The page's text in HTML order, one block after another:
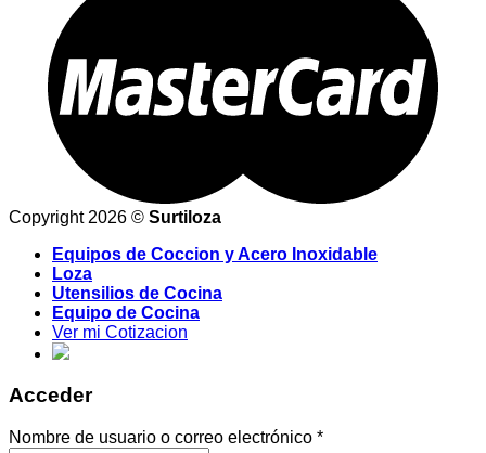
Copyright 2026 © Surtiloza
Equipos de Coccion y Acero Inoxidable
Loza
Utensilios de Cocina
Equipo de Cocina
Ver mi Cotizacion
Acceder
Nombre de usuario o correo electrónico *